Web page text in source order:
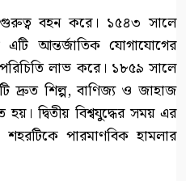
গুরুত্ব বহন করে। ১৫৪৩ সালে
আন্তর্জাতিক যোগাযোগের
লাভ করে। ১৮৫৯ সালে
দ্রুত শিল্প, বাণিজ্য ও জাহাজ
হয়। দ্বিতীয় বিশ্বযুদ্ধের সময় এর
পারমাণবিক হামলার